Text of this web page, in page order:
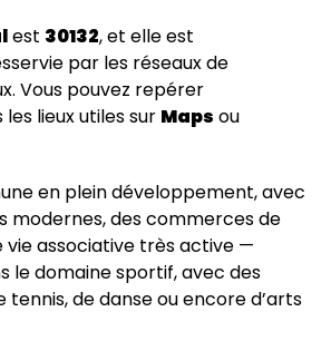
est 30132, et elle est
par les réseaux de
Vous pouvez repérer
lieux utiles sur Maps ou
en plein développement, avec
modernes, des commerces de
vie associative très active —
le domaine sportif, avec des
tennis, de danse ou encore d’arts